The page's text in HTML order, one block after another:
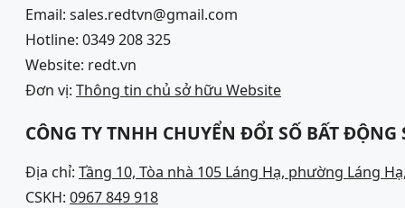
Email: sales.redtvn@gmail.com
Hotline: 0349 208 325
Website: redt.vn
Đơn vị: Thông tin chủ sở hữu Website
CÔNG TY TNHH CHUYỂN ĐỔI SỐ BẤT ĐỘNG
Địa chỉ: Tầng 10, Tòa nhà 105 Láng Hạ, phường Láng
CSKH: 0967 849 918